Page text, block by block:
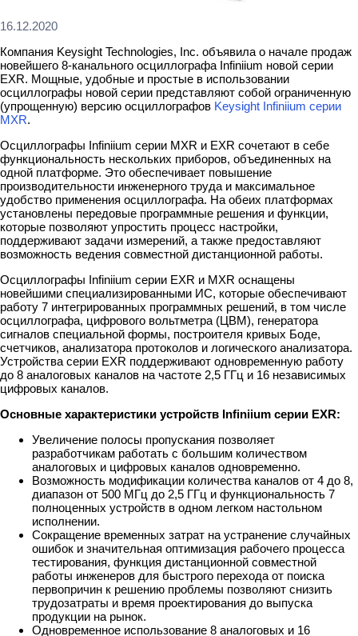
16.12.2020
Компания Keysight Technologies, Inc. объявила о начале продаж
новейшего 8-канального осциллографа Infiniium новой серии
EXR. Мощные, удобные и простые в использовании
осциллографы новой серии представляют собой ограниченную
(упрощенную) версию осциллографов Keysight Infiniium серии
MXR.
Осциллографы Infiniium серии MXR и EXR сочетают в себе
функциональность нескольких приборов, объединенных на
одной платформе. Это обеспечивает повышение
производительности инженерного труда и максимальное
удобство применения осциллографа. На обеих платформах
установлены передовые программные решения и функции,
которые позволяют упростить процесс настройки,
поддерживают задачи измерений, а также предоставляют
возможность ведения совместной дистанционной работы.
Осциллографы Infiniium серии EXR и MXR оснащены
новейшими специализированными ИС, которые обеспечивают
работу 7 интегрированных программных решений, в том числе
осциллографа, цифрового вольтметра (ЦВМ), генератора
сигналов специальной формы, построителя кривых Боде,
счетчиков, анализатора протоколов и логического анализатора.
Устройства серии EXR поддерживают одновременную работу
до 8 аналоговых каналов на частоте 2,5 ГГц и 16 независимых
цифровых каналов.
Основные характеристики устройств Infiniium серии EXR:
Увеличение полосы пропускания позволяет
разработчикам работать с большим количеством
аналоговых и цифровых каналов одновременно.
Возможность модификации количества каналов от 4 до 8,
диапазон от 500 МГц до 2,5 ГГц и функциональность 7
полноценных устройств в одном легком настольном
исполнении.
Сокращение временных затрат на устранение случайных
ошибок и значительная оптимизация рабочего процесса
тестирования, функция дистанционной совместной
работы инженеров для быстрого перехода от поиска
первопричин к решению проблемы позволяют снизить
трудозатраты и время проектирования до выпуска
продукции на рынок.
Одновременное использование 8 аналоговых и 16